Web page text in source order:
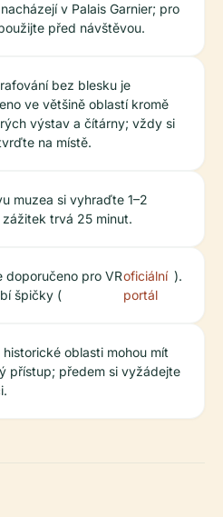
v Palais Garnier; pro
před návštěvou.
bez blesku je
ve většině oblastí kromě
výstav a čítárny; vždy si
na místě.
muzea si vyhraďte 1–2
zážitek trvá 25 minut.
doporučeno pro VR
špičky (
oficiální
portál
).
oblasti mohou mít
přístup; předem si vyžádejte